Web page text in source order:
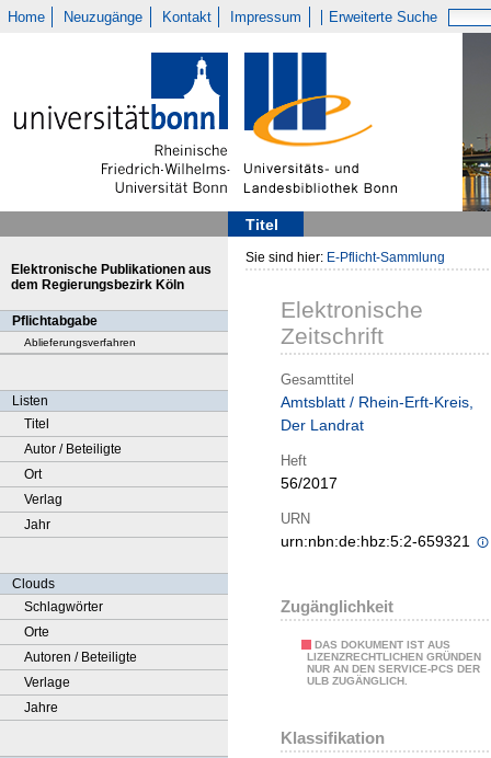
Home Neuzugänge Kontakt Impressum Erweiterte Suche
Titel
Elektronische Publikationen aus
dem Regierungsbezirk Köln
Pflichtabgabe
Ablieferungsverfahren
Listen
Titel
Autor / Beteiligte
Ort
Verlag
Jahr
Clouds
Schlagwörter
Orte
Autoren / Beteiligte
Verlage
Jahre
Sie sind hier: E-Pflicht-Sammlung
Elektronische
Zeitschrift
Gesamttitel
Amtsblatt / Rhein-Erft-Kreis,
Der Landrat
Heft
56/2017
URN
urn:nbn:de:hbz:5:2-659321
Zugänglichkeit
DAS DOKUMENT IST AUS
LIZENZRECHTLICHEN GRÜNDEN
NUR AN DEN SERVICE-PCS DER
ULB ZUGÄNGLICH.
Klassifikation